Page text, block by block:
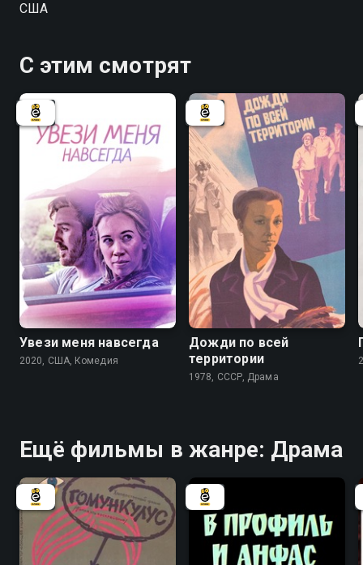
США
С этим смотрят
Увези меня навсегда
2020, США, Комедия
Дожди по всей
территории
1978, СССР, Драма
Ещё фильмы в жанре: Драма